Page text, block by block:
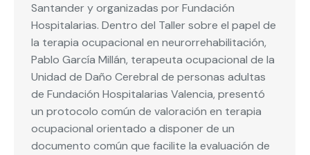
Santander y organizadas por Fundación
Hospitalarias. Dentro del Taller sobre el papel de
la terapia ocupacional en neurorrehabilitación,
Pablo García Millán, terapeuta ocupacional de la
Unidad de Daño Cerebral de personas adultas
de Fundación Hospitalarias Valencia, presentó
un protocolo común de valoración en terapia
ocupacional orientado a disponer de un
documento común que facilite la evaluación de